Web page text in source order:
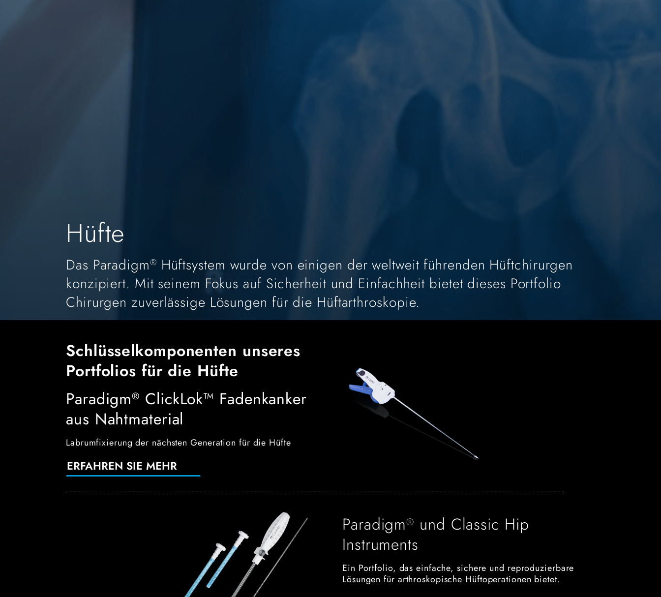
Hüfte
Das Paradigm® Hüftsystem wurde von einigen der weltweit führenden Hüftchirurgen
konzipiert. Mit seinem Fokus auf Sicherheit und Einfachheit bietet dieses Portfolio
Chirurgen zuverlässige Lösungen für die Hüftarthroskopie.
Schlüsselkomponenten unseres
Portfolios für die Hüfte
Paradigm® ClickLok™ Fadenkanker
aus Nahtmaterial
Labrumfixierung der nächsten Generation für die Hüfte
ERFAHREN SIE MEHR
Paradigm® und Classic Hip
Instruments
Ein Portfolio, das einfache, sichere und reproduzierbare
Lösungen für arthroskopische Hüftoperationen bietet.